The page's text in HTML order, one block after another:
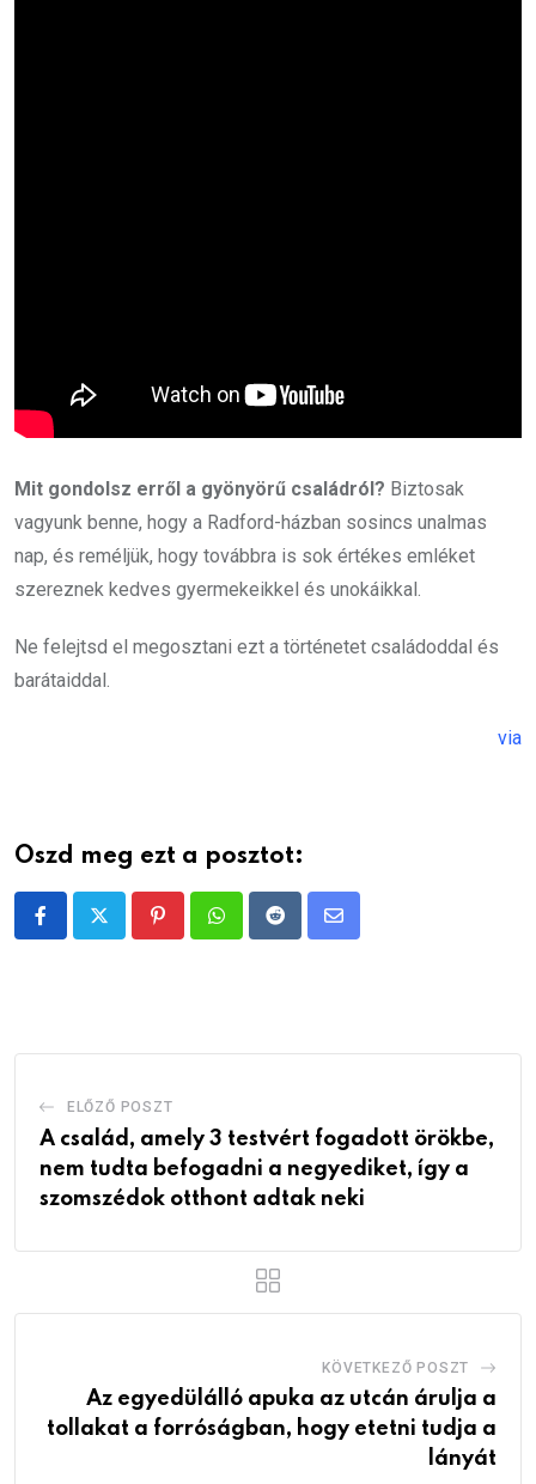
Mit gondolsz erről a gyönyörű családról? Biztosak
vagyunk benne, hogy a Radford-házban sosincs unalmas
nap, és reméljük, hogy továbbra is sok értékes emléket
szereznek kedves gyermekeikkel és unokáikkal.
Ne felejtsd el megosztani ezt a történetet családoddal és
barátaiddal.
via
Oszd meg ezt a posztot:
PinterestWhatsappRedditShare
ELŐZŐ POSZT
A család, amely 3 testvért fogadott örökbe,
nem tudta befogadni a negyediket, így a
szomszédok otthont adtak neki
KÖVETKEZŐ POSZT
Az egyedülálló apuka az utcán árulja a
tollakat a forróságban, hogy etetni tudja a
lányát